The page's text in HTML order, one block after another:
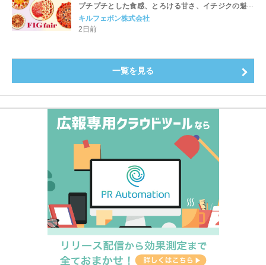
プチプチとした食感、とろける甘さ、イチジクの魅力
をたっぷりと。新作を含め、イチジク尽くしの全4種が
登場8月20日（木）スタート
キルフェボン株式会社
2日前
一覧を見る